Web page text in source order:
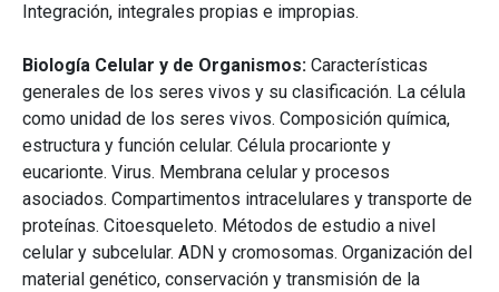
Integración, integrales propias e impropias.
Biología Celular y de Organismos: Características
generales de los seres vivos y su clasificación. La célula
como unidad de los seres vivos. Composición química,
estructura y función celular. Célula procarionte y
eucarionte. Virus. Membrana celular y procesos
asociados. Compartimentos intracelulares y transporte de
proteínas. Citoesqueleto. Métodos de estudio a nivel
celular y subcelular. ADN y cromosomas. Organización del
material genético, conservación y transmisión de la